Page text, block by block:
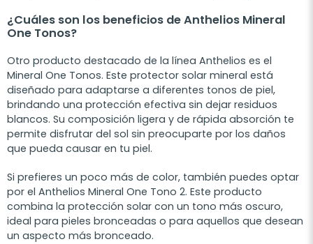
¿Cuáles son los beneficios de Anthelios Mineral
One Tonos?
Otro producto destacado de la línea Anthelios es el
Mineral One Tonos. Este protector solar mineral está
diseñado para adaptarse a diferentes tonos de piel,
brindando una protección efectiva sin dejar residuos
blancos. Su composición ligera y de rápida absorción te
permite disfrutar del sol sin preocuparte por los daños
que pueda causar en tu piel.
Si prefieres un poco más de color, también puedes optar
por el Anthelios Mineral One Tono 2. Este producto
combina la protección solar con un tono más oscuro,
ideal para pieles bronceadas o para aquellos que desean
un aspecto más bronceado.